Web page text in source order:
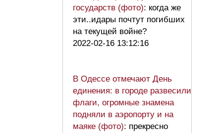
государств (фото): когда же
эти..идары почтут погибших
на текущей войне?
2022-02-16 13:12:16
В Одессе отмечают День
единения: в городе развесили
флаги, огромные знамена
подняли в аэропорту и на
маяке (фото): прекресно